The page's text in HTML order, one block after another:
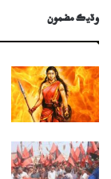
وڌيڪ مضمون